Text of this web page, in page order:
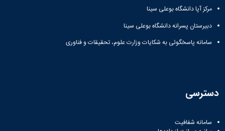
مرکز آپا دانشگاه بوعلی سینا
دبیرستان پسرانه دانشگاه بوعلی سینا
سامانه پاسخگوئی به شکایات وزارت علوم، تحقیقات و فناوری
دسترسی
سامانه شفافیت